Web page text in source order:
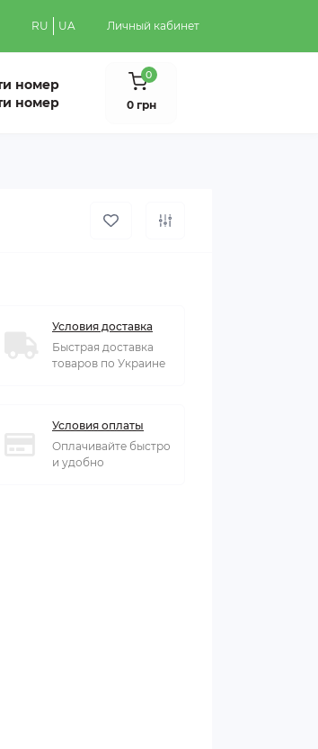
RU UA Личный кабинет
номер
номер
0
0 грн
Условия доставка
Быстрая доставка
товаров по Украине
Условия оплаты
Оплачивайте быстро
и удобно